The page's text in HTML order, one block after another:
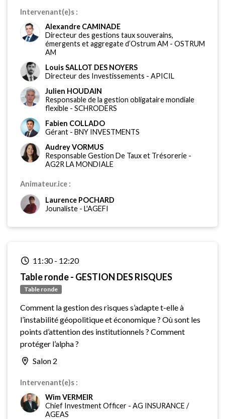
Intervenant(e)s :
Alexandre CAMINADE
Directeur des gestions taux souverains,
émergents et aggregate d’Ostrum AM - OSTRUM
AM
Louis SALLOT DES NOYERS
Directeur des Investissements - APICIL
Julien HOUDAIN
Responsable de la gestion obligataire mondiale
flexible - SCHRODERS
Fabien COLLADO
Gérant - BNY INVESTMENTS
Audrey VORMUS
Responsable Gestion De Taux et Trésorerie -
AG2R LA MONDIALE
Animateur.ice :
Laurence POCHARD
Jounaliste - L'AGEFI
11:30- 12:20
Table ronde - GESTION DES RISQUES
Table ronde
Comment la gestion des risques s’adapte t-elle à
l’instabilité géopolitique et économique ? Où sont les
points d’attention des institutionnels ? Comment
protéger l’alpha ?
Salon 2
Intervenant(e)s :
Wim VERMEIR
Chief Investment Officer - AG INSURANCE /
AGEAS